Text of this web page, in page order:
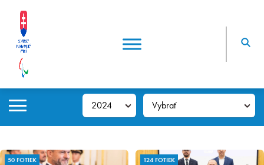
50 FOTIEK 124 FOTIEK